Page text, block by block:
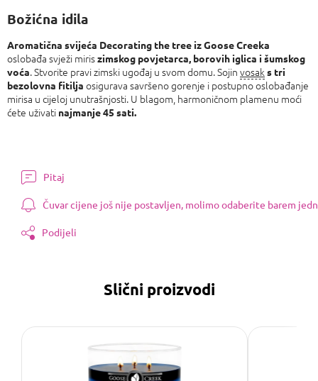
Božićna idila
Aromatična svijeća Decorating the tree iz Goose Creeka
oslobađa svježi miriszimskog povjetarca, borovih iglica i šumskog
voća. Stvorite pravi zimski ugođaj u svom domu. Sojin vosak s tri
bezolovna fitilja osigurava savršeno gorenje i postupno oslobađanje
mirisa u cijeloj unutrašnjosti. U blagom, harmoničnom plamenu moći
ćete uživati ​​ najmanje 45 sati.
Pitaj
Čuvar cijene još nije postavljen, molimo odaberite barem
Podijeli
Slični proizvodi